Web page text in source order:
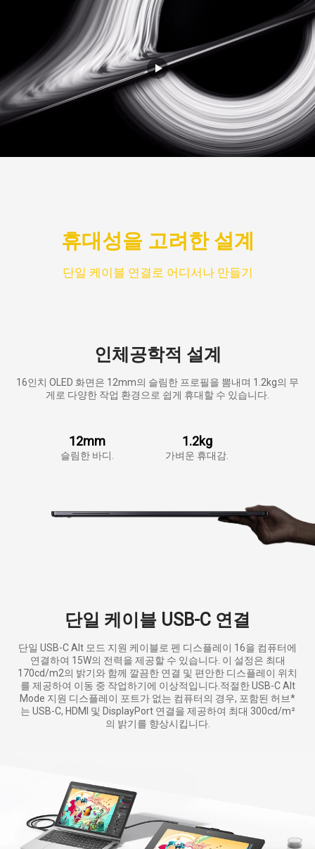
휴대성을 고려한 설계
단일 케이블 연결로 어디서나 만들기
인체공학적 설계
16인치 OLED 화면은 12mm의 슬림한 프로필을 뽐내며 1.2kg의 무
게로 다양한 작업 환경으로 쉽게 휴대할 수 있습니다.
12mm
슬림한 바디.
1.2kg
가벼운 휴대감.
단일 케이블 USB-C 연결
단일 USB-C Alt 모드 지원 케이블로 펜 디스플레이 16을 컴퓨터에
연결하여 15W의 전력을 제공할 수 있습니다. 이 설정은 최대
170cd/m2의 밝기와 함께 깔끔한 연결 및 편안한 디스플레이 위치
를 제공하여 이동 중 작업하기에 이상적입니다.적절한 USB-C Alt
Mode 지원 디스플레이 포트가 없는 컴퓨터의 경우, 포함된 허브*
는 USB-C, HDMI 및 DisplayPort 연결을 제공하여 최대 300cd/m²
의 밝기를 향상시킵니다.